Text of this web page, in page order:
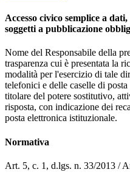
Accesso civico semplice a
soggetti a pubblicazione
Nome del Responsabile della
trasparenza cui è presentata la
modalità per l'esercizio di tale
telefonici e delle caselle di
titolare del potere sostitutivo,
risposta, con indicazione dei
posta elettronica istituzionale.
Normativa
Art. 5, c. 1, d.lgs. n. 33/2013 /